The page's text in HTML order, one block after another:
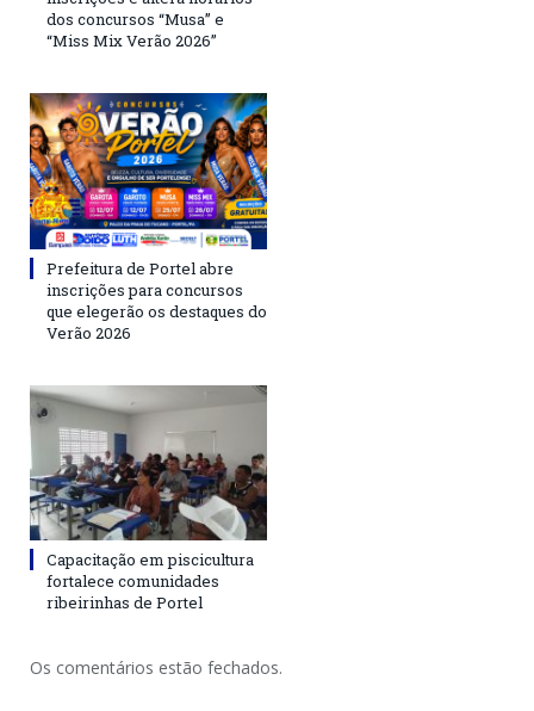
dos concursos “Musa” e
“Miss Mix Verão 2026”
Prefeitura de Portel abre
inscrições para concursos
que elegerão os destaques do
Verão 2026
Capacitação em piscicultura
fortalece comunidades
ribeirinhas de Portel
Os comentários estão fechados.